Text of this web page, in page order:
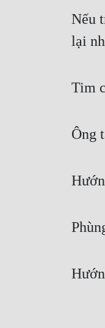
Nếu
lại
Tim
Ông